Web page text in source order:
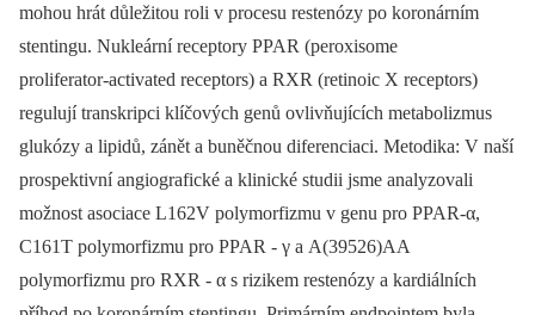
mohou hrát důležitou roli v procesu restenózy po koronárním
stentingu. Nukleární receptory PPAR (peroxisome
proliferator‑activated receptors) a RXR (retinoic X receptors)
regulují transkripci klíčových genů ovlivňujících metabolizmus
glukózy a lipidů, zánět a buněčnou diferenciaci. Metodika: V naší
prospektivní angiografické a klinické studii jsme analyzovali
možnost asociace L162V polymorfizmu v genu pro PPAR‑α,
C161T polymorfizmu pro PPAR ‑⁠ γ a A(39526)AA
polymorfizmu pro RXR -⁠ α s rizikem restenózy a kardiálních